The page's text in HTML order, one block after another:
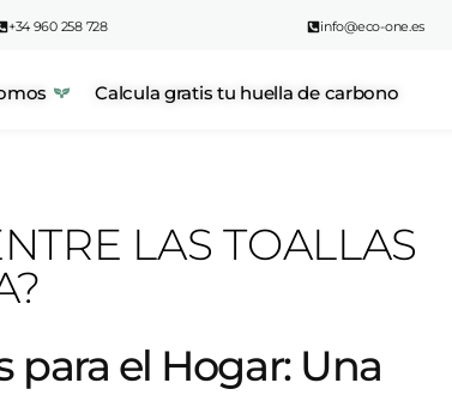
+34 960 258 728 info@eco-one.es
Calcula gratis tu huella de carbono
LAS TOALLAS
para el Hogar: Una